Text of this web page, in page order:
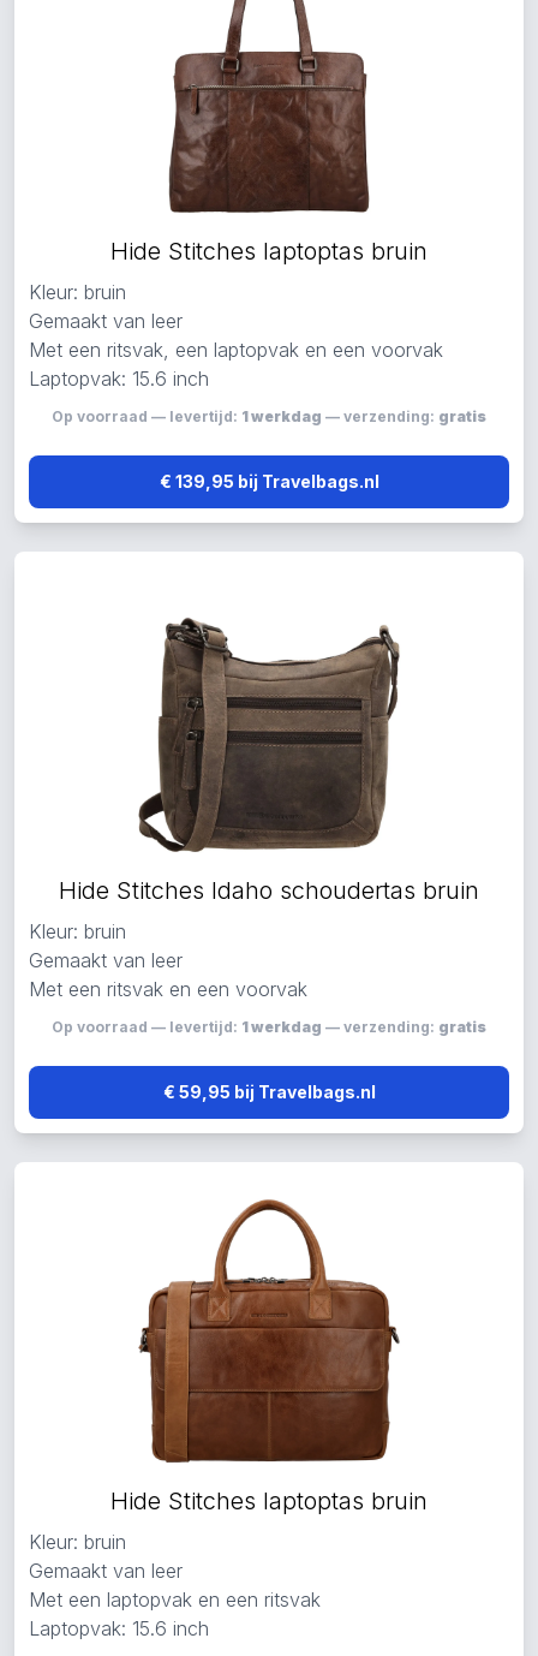
Hide Stitches laptoptas bruin
Kleur: bruin
Gemaakt van leer
Met een ritsvak, een laptopvak en een voorvak
Laptopvak: 15.6 inch
Op voorraad — levertijd: 1 werkdag — verzending: gratis
€ 139,95 bij Travelbags.nl
Hide Stitches Idaho schoudertas bruin
Kleur: bruin
Gemaakt van leer
Met een ritsvak en een voorvak
Op voorraad — levertijd: 1 werkdag — verzending: gratis
€ 59,95 bij Travelbags.nl
Hide Stitches laptoptas bruin
Kleur: bruin
Gemaakt van leer
Met een laptopvak en een ritsvak
Laptopvak: 15.6 inch